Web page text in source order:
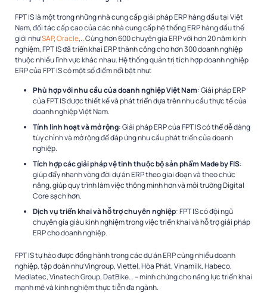
FPT IS là một trong những nhà cung cấp giải pháp ERP hàng đầu tại Việt
Nam, đối tác cấp cao của các nhà cung cấp hệ thống ERP hàng đầu thế
giới nhưSAP,Oracle,.. Cùng hơn 600 chuyên gia ERP với hơn 20 năm kinh
nghiệm, FPT IS đã triển khai ERP thành công cho hơn 300 doanh nghiệp
thuộc nhiều lĩnh vực khác nhau. Hệ thống quản trị tích hợp doanh nghiệp
ERP của FPT IS có một số điểm nổi bật như:
Phù hợp với nhu cầu của doanh nghiệp Việt Nam: Giải pháp ERP
của FPT IS được thiết kế và phát triển dựa trên nhu cầu thực tế của
doanh nghiệp Việt Nam.
Tính linh hoạt và mở rộng: Giải pháp ERP của FPT IS có thể dễ dàng
tùy chỉnh và mở rộng để đáp ứng nhu cầu phát triển của doanh
nghiệp.
Tích hợp các giải pháp vệ tinh thuộc bộ sản phẩm Made by FIS:
giúp đẩy nhanh vòng đời dự án ERP theo giai đoạn và theo chức
năng, giúp quy trình làm việc thông minh hơn và môi trường Digital
Core sạch hơn.
Dịch vụ triển khai và hỗ trợ chuyên nghiệp: FPT IS có đội ngũ
chuyên gia giàu kinh nghiệm trong việc triển khai và hỗ trợ giải pháp
ERP cho doanh nghiệp.
FPT IS tự hào được đồng hành trong các dự án ERP cùng nhiều doanh
nghiệp, tập đoàn như Vingroup, Viettel, Hòa Phát, Vinamilk, Habeco,
Medlatec, Vinatech Group, DatBike… – minh chứng cho năng lực triển khai
mạnh mẽ và kinh nghiệm thực tiễn đa ngành.